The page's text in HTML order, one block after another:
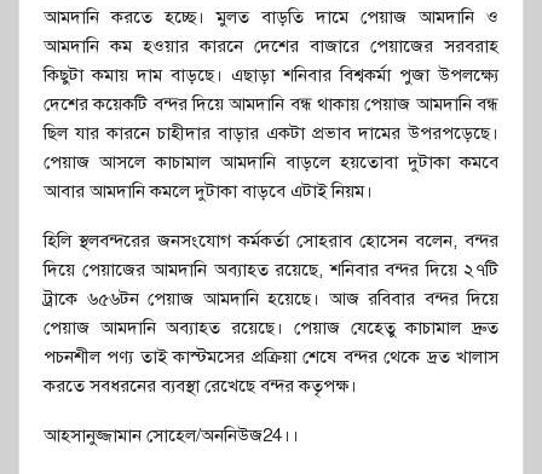
আমদানি করতে হচ্ছে। মুলত বাড়তি দামে পেয়াজ আমদানি ও
আমদানি কম হওয়ার কারনে দেশের বাজারে পেয়াজের সরবরাহ
কিছুটা কমায় দাম বাড়ছে। এছাড়া শনিবার বিশ্বকর্মা পুজা উপলক্ষ্যে
দেশের কয়েকটি বন্দর দিয়ে আমদানি বন্ধ থাকায় পেয়াজ আমদানি বন্ধ
ছিল যার কারনে চাহীদার বাড়ার একটা প্রভাব দামের উপরপড়েছে।
পেয়াজ আসলে কাচামাল আমদানি বাড়লে হয়তোবা দুটাকা কমবে
আবার আমদানি কমলে দুটাকা বাড়বে এটাই নিয়ম।
হিলি স্থলবন্দরের জনসংযোগ কর্মকর্তা সোহরাব হোসেন বলেন, বন্দর
দিয়ে পেয়াজের আমদানি অব্যাহত রয়েছে, শনিবার বন্দর দিয়ে ২৭টি
ট্রাকে ৬৫৬টন পেয়াজ আমদানি হয়েছে। আজ রবিবার বন্দর দিয়ে
পেয়াজ আমদানি অব্যাহত রয়েছে। পেয়াজ যেহেতু কাচামাল দ্রুত
পচনশীল পণ্য তাই কাস্টমসের প্রক্রিয়া শেষে বন্দর থেকে দ্রত খালাস
করতে সবধরনের ব্যবস্থা রেখেছে বন্দর কতৃপক্ষ।
আহসানুজ্জামান সোহেল/অননিউজ24।।